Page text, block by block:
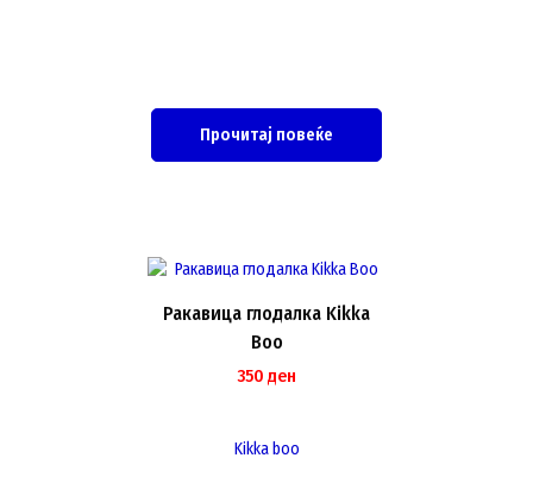
Прочитај повеќе
Ракавица глодалка Kikka
Boo
350 ден
Kikka boo